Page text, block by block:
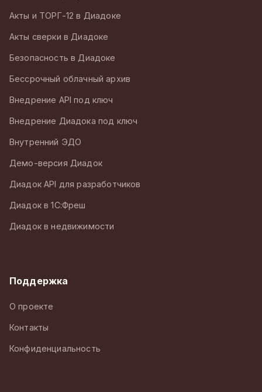
Акты и ТОРГ-12 в Диадоке
Акты сверки в Диадоке
Безопасность в Диадоке
Бессрочный облачный архив
Внедрение API под ключ
Внедрение Диадока под ключ
Внутренний ЭДО
Демо-версия Диадок
Диадок API для разработчиков
Диадок в 1С:Фреш
Диадок в недвижимости
Поддержка
О проекте
Контакты
Конфиденциальность